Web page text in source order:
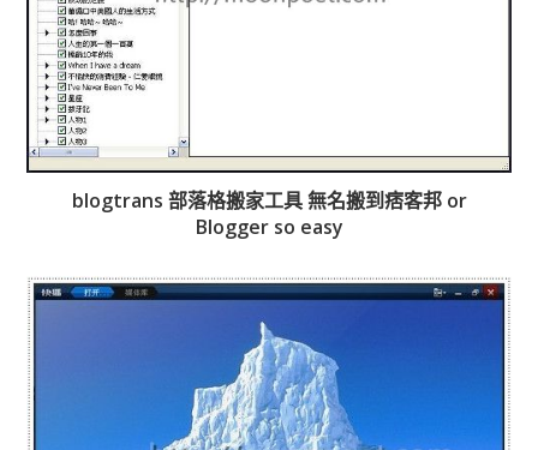
blogtrans 部落格搬家工具 無名搬到痞客邦 or
Blogger so easy